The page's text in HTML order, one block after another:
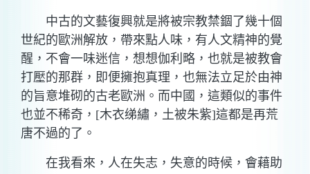
中古的文藝復興就是將被宗教禁錮了幾十個
世紀的歐洲解放，帶來點人味，有人文精神的覺
醒，不會一味迷信，想想伽利略，也就是被教會
打壓的那群，即便擁抱真理，也無法立足於由神
的旨意堆砌的古老歐洲。而中國，這類似的事件
也並不稀奇， [木衣绨繡，土被朱紫]這都是再荒
唐不過的了。
在我看來，人在失志，失意的時候，會藉助